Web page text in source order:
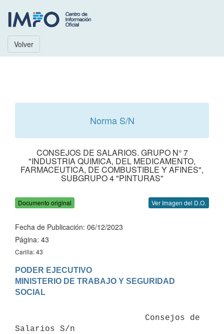
Volver
Norma S/N
CONSEJOS DE SALARIOS. GRUPO N° 7
"INDUSTRIA QUIMICA, DEL MEDICAMENTO,
FARMACEUTICA, DE COMBUSTIBLE Y AFINES",
SUBGRUPO 4 "PINTURAS"
Documento original Ver Imagen del D.O.
Fecha de Publicación: 06/12/2023
Página: 43
Carilla: 43
PODER EJECUTIVO
MINISTERIO DE TRABAJO Y SEGURIDAD
Salarios S/n